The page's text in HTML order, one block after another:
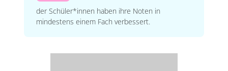
der Schüler*innen haben ihre Noten in
mindestens einem Fach verbessert.